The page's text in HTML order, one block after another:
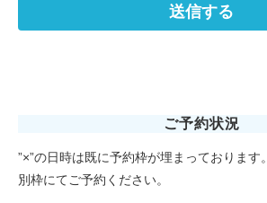
ご予約状況
”×”の日時は既に予約枠が埋まっております。
別枠にてご予約ください。